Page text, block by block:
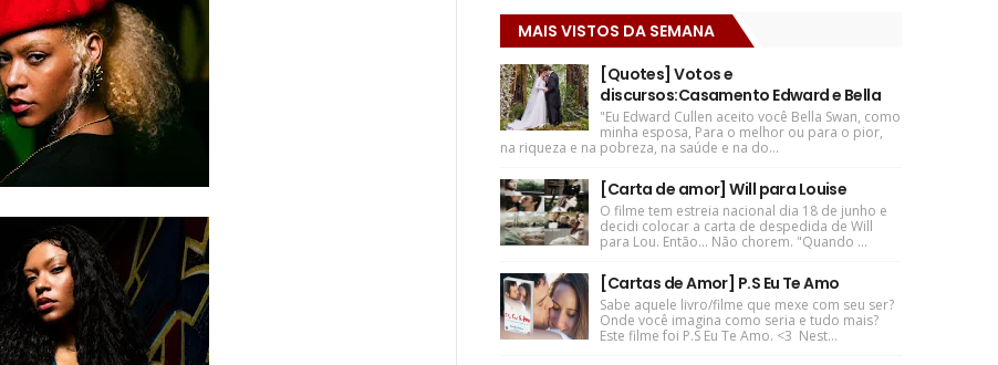
MAIS VISTOS DA SEMANA
[Quotes] Votos e
discursos:Casamento Edward e Bella
"Eu Edward Cullen aceito você Bella Swan, como
minha esposa, Para o melhor ou para o pior,
na riqueza e na pobreza, na saúde e na do...
[Carta de amor] Will para Louise
O filme tem estreia nacional dia 18 de junho e
decidi colocar a carta de despedida de Will
para Lou. Então... Não chorem. "Quando ...
[Cartas de Amor] P.S Eu Te Amo
Sabe aquele livro/filme que mexe com seu ser?
Onde você imagina como seria e tudo mais?
Este filme foi P.S Eu Te Amo. <3 Nest...